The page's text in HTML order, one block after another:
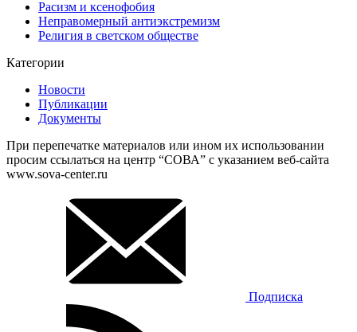
Расизм и ксенофобия
Неправомерный антиэкстремизм
Религия в светском обществе
Категории
Новости
Публикации
Документы
При перепечатке материалов или ином их использовании
просим ссылаться на центр “СОВА” с указанием веб-сайта
www.sova-center.ru
Подписка